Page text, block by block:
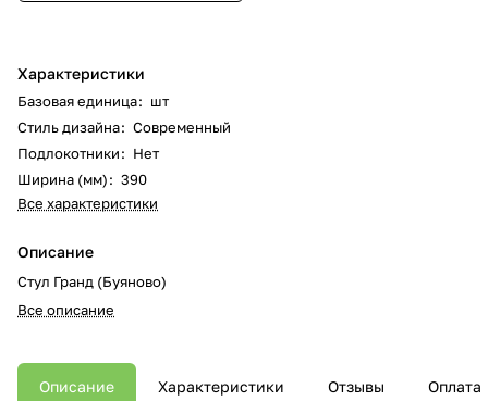
Характеристики
Базовая единица: шт
Стиль дизайна: Современный
Подлокотники: Нет
Ширина (мм): 390
Все характеристики
Описание
Стул Гранд (Буяново)
Все описание
Описание Характеристики Отзывы Оплата